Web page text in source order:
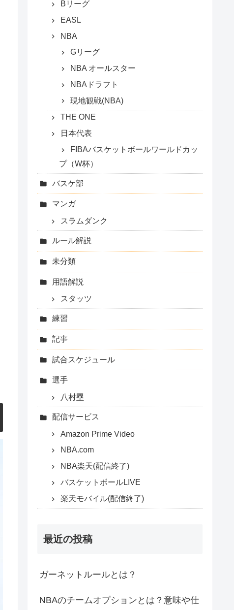
Bリーグ
EASL
NBA
Gリーグ
NBA オールスター
NBAドラフト
現地観戦(NBA)
THE ONE
日本代表
FIBAバスケットボールワールドカッ
プ（W杯）
バスケ部
マンガ
スラムダンク
ルール解説
未分類
用語解説
スタッツ
練習
記事
試合スケジュール
選手
八村塁
配信サービス
Amazon Prime Video
NBA.com
NBA楽天(配信終了)
バスケットボールLIVE
楽天モバイル(配信終了)
最近の投稿
ガーネットルールとは？
NBAのチームオプションとは？意味や仕